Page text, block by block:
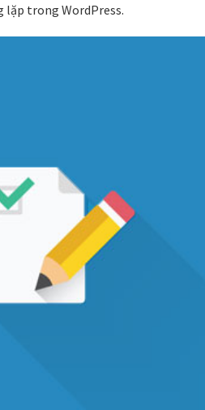
lặp trong WordPress.